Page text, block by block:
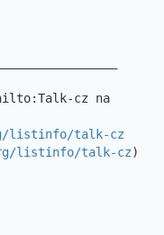
cz na
listinfo/talk-cz
listinfo/talk-cz)